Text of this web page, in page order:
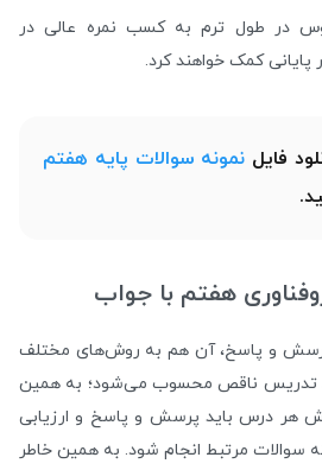
در طول ترم به کسب نمره عالی در
کمک خواهند کرد.
فایل نمونه سوالات پایه هفتم
هفتم با جواب
و پاسخ، آن هم به روش‌های مختلف
تدریس ناقص محسوب می‌شود؛ به همین
هر درس باید پرسش و پاسخ و ارزیابی
سوالات مرتبط انجام شود. به همین خاطر